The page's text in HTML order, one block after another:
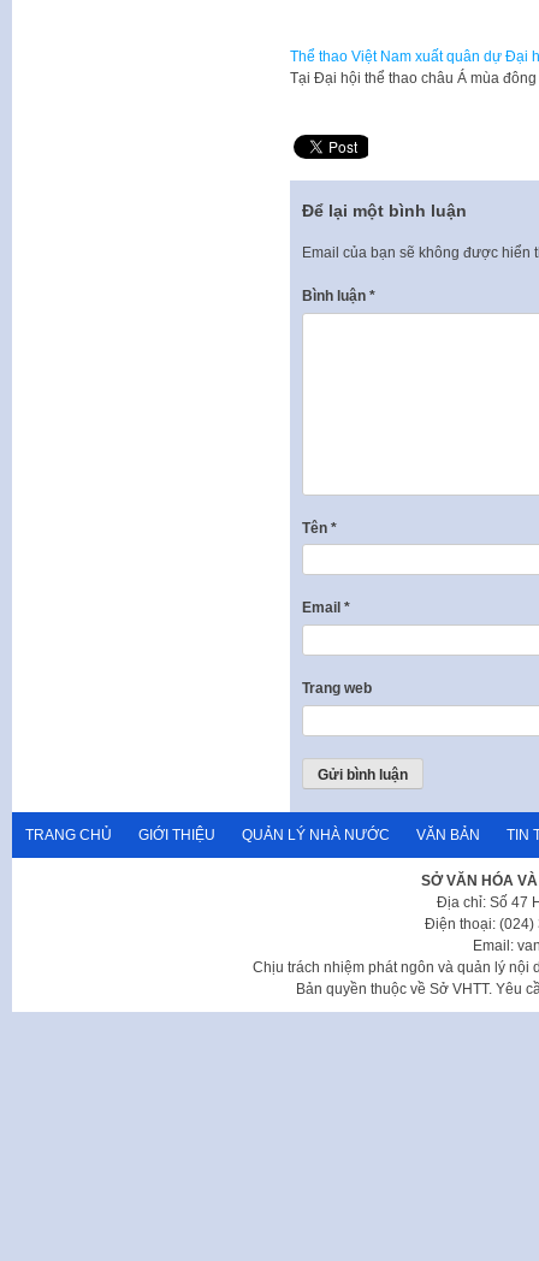
Thể thao Việt Nam xuất quân dự Đại
Tại Đại hội thể thao châu Á mùa
Để lại một bình luận
Email của bạn sẽ không được hiển
Bình luận *
Tên *
Email *
Trang web
TRANG CHỦ GIỚI THIỆU QUẢN LÝ NHÀ NƯỚC VĂN BẢN TIN
SỞ VĂN HÓA
Địa chỉ: Số 47
Điện thoại: (024)
Email:
Chịu trách nhiệm phát ngôn và quản lý nội
Bản quyền thuộc về Sở VHTT. Yêu